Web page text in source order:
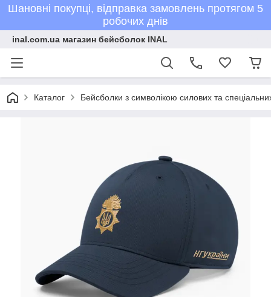
Шановні покупці, відправка замовлень протягом 5
робочих днів
inal.com.ua магазин бейсболок INAL
Каталог Бейсболки з символікою силових та